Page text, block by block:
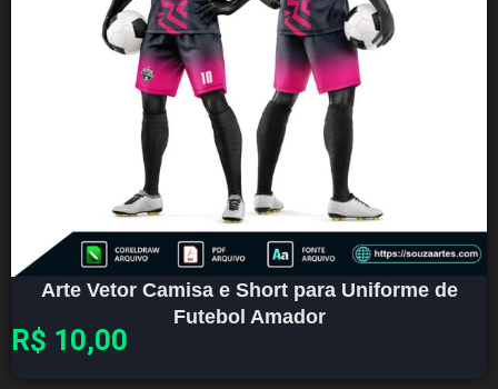
Arte Vetor Camisa e Short para Uniforme de
Futebol Amador
R$ 10,00